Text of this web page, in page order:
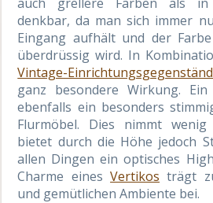
denkbar, da man sich immer
Eingang aufhält und der
überdrüssig wird. In
Vintage-
ganz besondere Wirkung.
ebenfalls ein besonders
Flurmöbel. Dies nimmt
bietet durch die Höhe jedoch
allen Dingen ein optisches
Charme einesVertikos trägt
und gemütlichen Ambiente bei.